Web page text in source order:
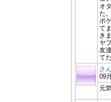
オ
た。
ポ
て
き
ヤ
友
て
さん
09
元